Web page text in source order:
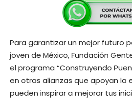
Para garantizar un mejor futuro
joven de México, Fundación
el programa “Construyendo
en otras alianzas que apoyan la
pueden inspirar a mejorar tus